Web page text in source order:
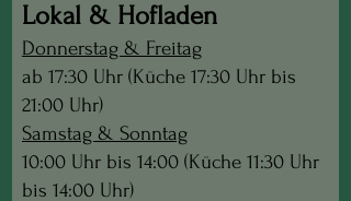
Lokal & Hofladen
Donnerstag & Freitag
ab 17:30 Uhr (Küche 17:30 Uhr bis
21:00 Uhr)
Samstag & Sonntag
10:00 Uhr bis 14:00 (Küche 11:30 Uhr
bis 14:00 Uhr)